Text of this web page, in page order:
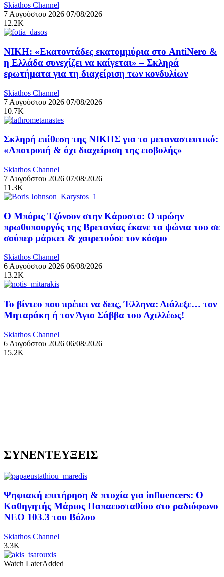
Skiathos Channel
7 Αυγούστου 2026 07/08/2026
12.2K
ΝΙΚΗ: «Εκατοντάδες εκατομμύρια στο AntiNero &
η Ελλάδα συνεχίζει να καίγεται» – Σκληρά
ερωτήματα για τη διαχείριση των κονδυλίων
Skiathos Channel
7 Αυγούστου 2026 07/08/2026
10.7K
Σκληρή επίθεση της ΝΙΚΗΣ για το μεταναστευτικό:
«Αποτροπή & όχι διαχείριση της εισβολής»
Skiathos Channel
7 Αυγούστου 2026 07/08/2026
11.3K
Ο Μπόρις Τζόνσον στην Κάρυστο: Ο πρώην
πρωθυπουργός της Βρετανίας έκανε τα ψώνια του σε
σούπερ μάρκετ & χαιρετούσε τον κόσμο
Skiathos Channel
6 Αυγούστου 2026 06/08/2026
13.2K
Το βίντεο που πρέπει να δεις, Έλληνα: Διάλεξε… τον
Μηταράκη ή τον Άγιο Σάββα του Αχιλλέως!
Skiathos Channel
6 Αυγούστου 2026 06/08/2026
15.2K
ΣΥΝΕΝΤΕΥΞΕΙΣ
Ψηφιακή επιτήρηση & πτυχία για influencers: Ο
Καθηγητής Μάριος Παπαευσταθίου στο ραδιόφωνο
NEO 103.3 του Βόλου
Skiathos Channel
3.3K
Watch LaterAdded